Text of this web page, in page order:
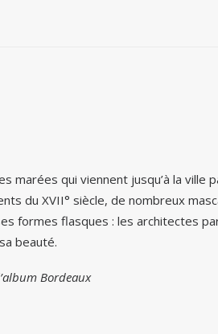
qui viennent jusqu’à la ville
du XVII° siècle, de nombreux
formes flasques : les
beauté.
Bordeaux